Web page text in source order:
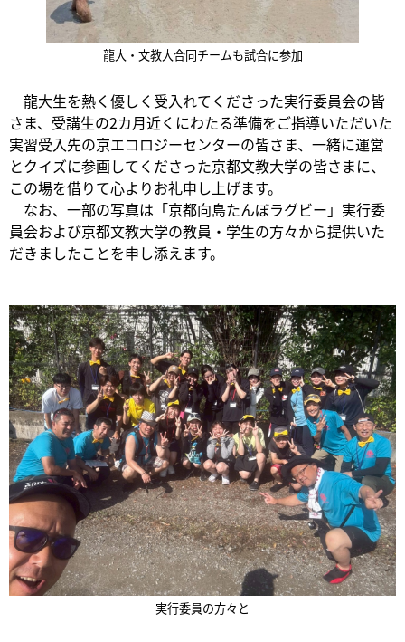
龍大・文教大合同チームも試合に参加
龍大生を熱く優しく受入れてくださった実行委員会の皆
さま、受講生の2カ月近くにわたる準備をご指導いただいた
実習受入先の京エコロジーセンターの皆さま、一緒に運営
とクイズに参画してくださった京都文教大学の皆さまに、
この場を借りて心よりお礼申し上げます。
なお、一部の写真は「京都向島たんぼラグビー」実行委
員会および京都文教大学の教員・学生の方々から提供いた
だきましたことを申し添えます。
実行委員の方々と